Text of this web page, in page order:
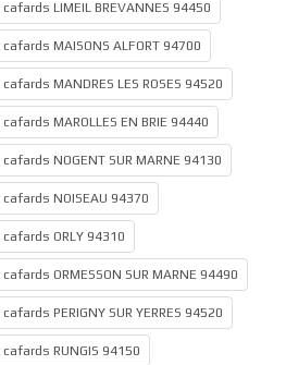
LIMEIL BREVANNES 94450
MAISONS ALFORT 94700
MANDRES LES ROSES 94520
MAROLLES EN BRIE 94440
NOGENT SUR MARNE 94130
NOISEAU 94370
ORLY 94310
ORMESSON SUR MARNE 94490
PERIGNY SUR YERRES 94520
RUNGIS 94150